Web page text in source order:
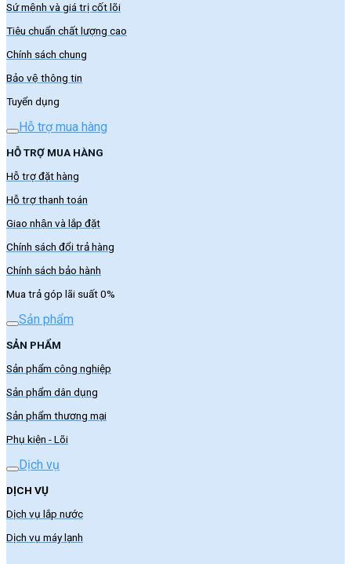
Sứ mệnh và giá trị cốt lõi
Tiêu chuẩn chất lượng cao
Chính sách chung
Bảo vệ thông tin
Tuyển dụng
Hỗ trợ mua hàng
HỖ TRỢ MUA HÀNG
Hỗ trợ đặt hàng
Hỗ trợ thanh toán
Giao nhận và lắp đặt
Chính sách đổi trả hàng
Chính sách bảo hành
Mua trả góp lãi suất 0%
Sản phẩm
SẢN PHẨM
Sản phẩm công nghiệp
Sản phẩm dân dụng
Sản phẩm thương mại
Phụ kiện - Lõi
Dịch vụ
DỊCH VỤ
Dịch vụ lắp nước
Dịch vụ máy lạnh